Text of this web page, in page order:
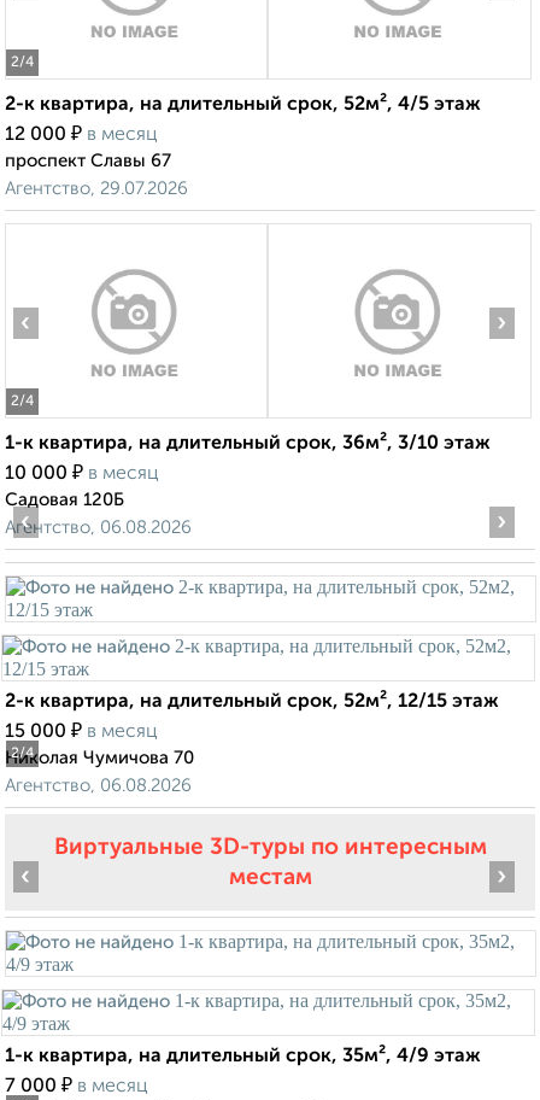
2/4
2-к квартира, на длительный срок, 52м², 4/5 этаж
12 000 ₽ в месяц
проспект Славы 67
Агентство, 29.07.2026
2/4
‹ ›
1-к квартира, на длительный срок, 36м², 3/10 этаж
10 000 ₽ в месяц
Садовая 120Б
Агентство, 06.08.2026
2/4
‹ ›
2-к квартира, на длительный срок, 52м², 12/15 этаж
15 000 ₽ в месяц
Николая Чумичова 70
Агентство, 06.08.2026
Виртуальные 3D-туры по интересным
местам
‹ ›
1-к квартира, на длительный срок, 35м², 4/9 этаж
7 000 ₽ в месяц